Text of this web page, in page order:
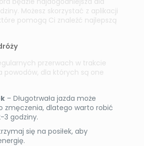
Możesz skorzystać z aplikacji
pomogą Ci znaleźć najlepszą
przerwach w trakcie
powodów, dla których są one
– Długotrwała jazda może
zmęczenia, dlatego warto robić
3 godziny.
się na posiłek, aby